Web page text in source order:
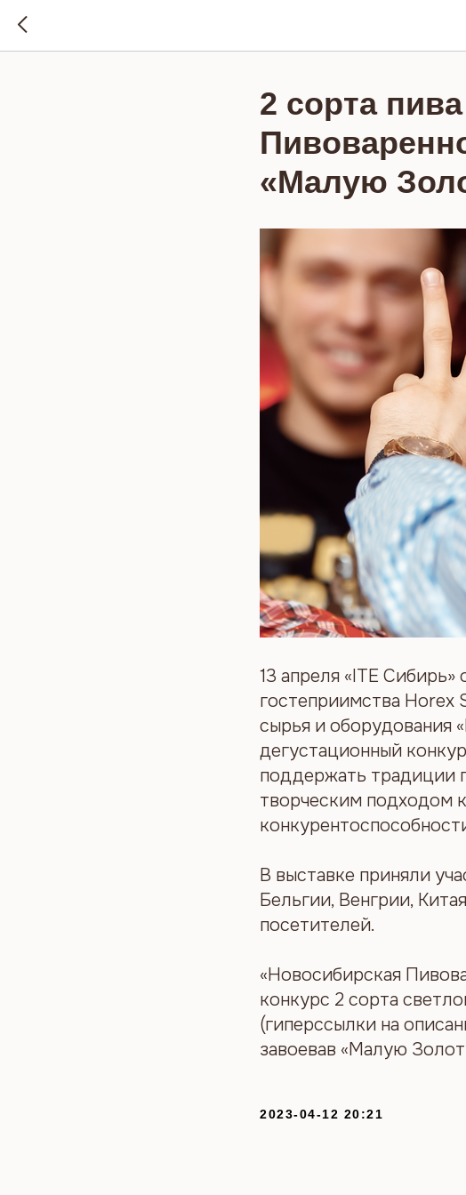
2 сорта
«Малую
13 апреля «ITE
гостеприимства Horex
сырья и оборудования
дегустационный
поддержать традиции
творческим подходом
В выставке приняли
Бельгии, Венгрии,
посетителей.
«Новосибирская
конкурс 2 сорта
(гиперссылки на
завоевав «Малую
2023-04-12 20:21